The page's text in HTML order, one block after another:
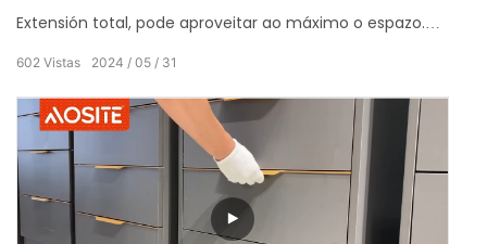
abrir
Extensión total, pode aproveitar ao máximo o espazo.
experiencia máis suave ao empurrar e tirar.
2024 05 31
602 Vistas